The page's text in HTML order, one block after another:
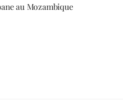
au Mozambique